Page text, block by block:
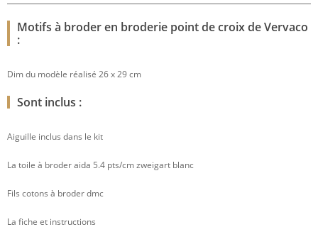
Motifs à broder en broderie point de croix de Vervaco
:
Dim du modèle réalisé 26 x 29 cm
Sont inclus :
Aiguille inclus dans le kit
La toile à broder aida 5.4 pts/cm zweigart blanc
Fils cotons à broder dmc
La fiche et instructions